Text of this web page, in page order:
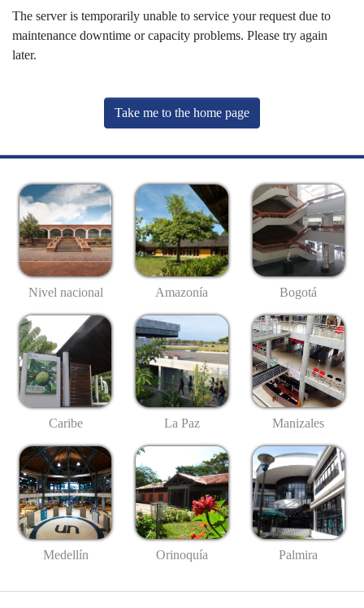
The server is temporarily unable to service your request due to
maintenance downtime or capacity problems. Please try again
later.
Take me to the home page
Nivel nacional Amazonía Bogotá
Caribe La Paz Manizales
Medellín Orinoquía Palmira